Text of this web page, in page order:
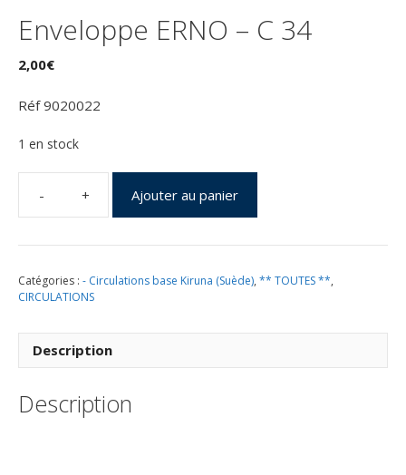
Enveloppe ERNO – C 34
2,00€
Réf 9020022
1 en stock
quantité
de
Lancement
-
Mai
Ajouter au panier
Catégories : - Circulations base Kiruna (Suède), ** TOUTES **,
CIRCULATIONS
Description
Description